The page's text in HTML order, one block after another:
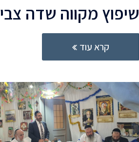
שיפוץ מקווה שדה צבי
קרא עוד